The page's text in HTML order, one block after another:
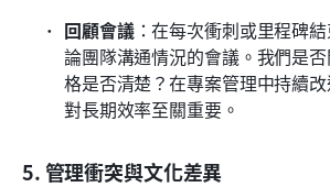
回顧會議：在每次衝刺或里程碑
論團隊溝通情況的會議。我們是
格是否清楚？在專案管理中持續
對長期效率至關重要。
5. 管理衝突與文化差異